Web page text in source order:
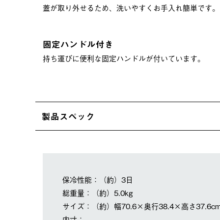
蓋が取り外せるため、洗いやすくお手入れ簡単です。
固定ハンドル付き
持ち運びに便利な固定ハンドルが付いています。
製品スペック
保冷性能：（約）3日
総重量：（約）5.0kg
サイズ：（約）幅70.6×奥行38.4×高さ